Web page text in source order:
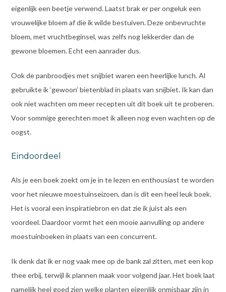
eigenlijk een beetje verwend. Laatst brak er per ongeluk een
vrouwelijke bloem af die ik wilde bestuiven. Deze onbevruchte
bloem, met vruchtbeginsel, was zelfs nog lekkerder dan de
gewone bloemen. Echt een aanrader dus.
Ook de panbroodjes met snijbiet waren een heerlijke lunch. Al
gebruikte ik ‘gewoon’ bietenblad in plaats van snijbiet. Ik kan dan
ook niet wachten om meer recepten uit dit boek uit te proberen.
Voor sommige gerechten moet ik alleen nog even wachten op de
oogst.
Eindoordeel
Als je een boek zoekt om je in te lezen en enthousiast te worden
voor het nieuwe moestuinseizoen, dan is dit een heel leuk boek.
Het is vooral een inspiratiebron en dat zie ik juist als een
voordeel. Daardoor vormt het een mooie aanvulling op andere
moestuinboeken in plaats van een concurrent.
Ik denk dat ik er nog vaak mee op de bank zal zitten, met een kop
thee erbij, terwijl ik plannen maak voor volgend jaar. Het boek laat
namelijk heel goed zien welke planten eigenlijk onmisbaar zijn in